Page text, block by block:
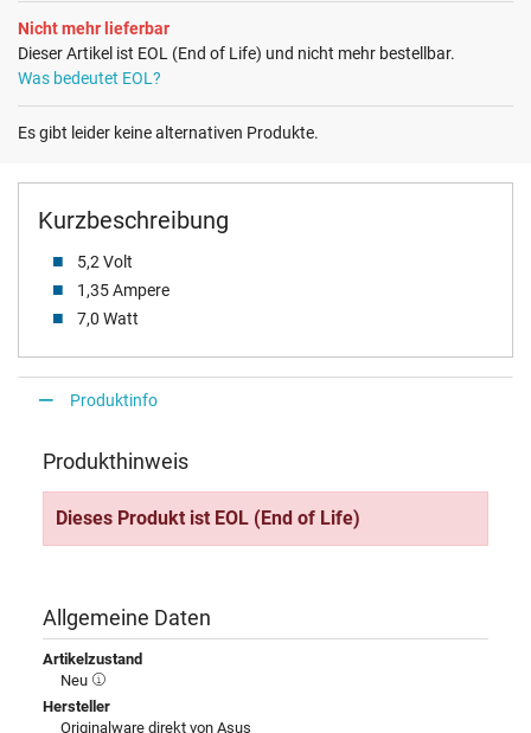
Kurzbeschreibung
5,2 Volt
1,35 Ampere
7,0 Watt
Nicht mehr lieferbar
Dieser Artikel ist EOL (End of Life) und nicht mehr bestellbar.
Was bedeutet EOL?
Es gibt leider keine alternativen Produkte.
Produktinfo
Produkthinweis
Dieses Produkt ist EOL (End of Life)
Allgemeine Daten
Artikelzustand
Neu
Hersteller
Originalware direkt von Asus